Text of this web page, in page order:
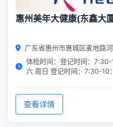
惠州美年大健康(东鑫大
广东省惠州市惠城区麦地路
体检时间：登记时间：
六 周日 登记时间：7:30-10
查看详情